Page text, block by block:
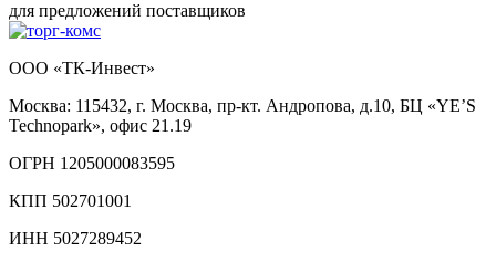
для предложений поставщиков
ООО «ТК-Инвест»
Москва: 115432, г. Москва, пр-кт. Андропова, д.10, БЦ «YE’S
Technopark», офис 21.19
ОГРН 1205000083595
КПП 502701001
ИНН 5027289452